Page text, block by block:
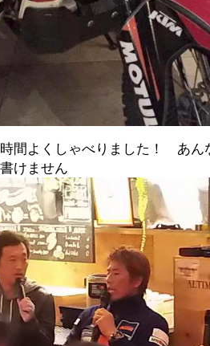
間よくしゃべりました！ あん
けません